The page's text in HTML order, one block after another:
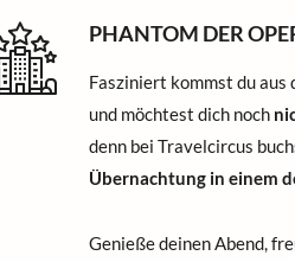
PHANTOM DER
Fasziniert kommst du aus
und möchtest dich noch
denn bei Travelcircus
Übernachtung in einem
Genieße deinen Abend,